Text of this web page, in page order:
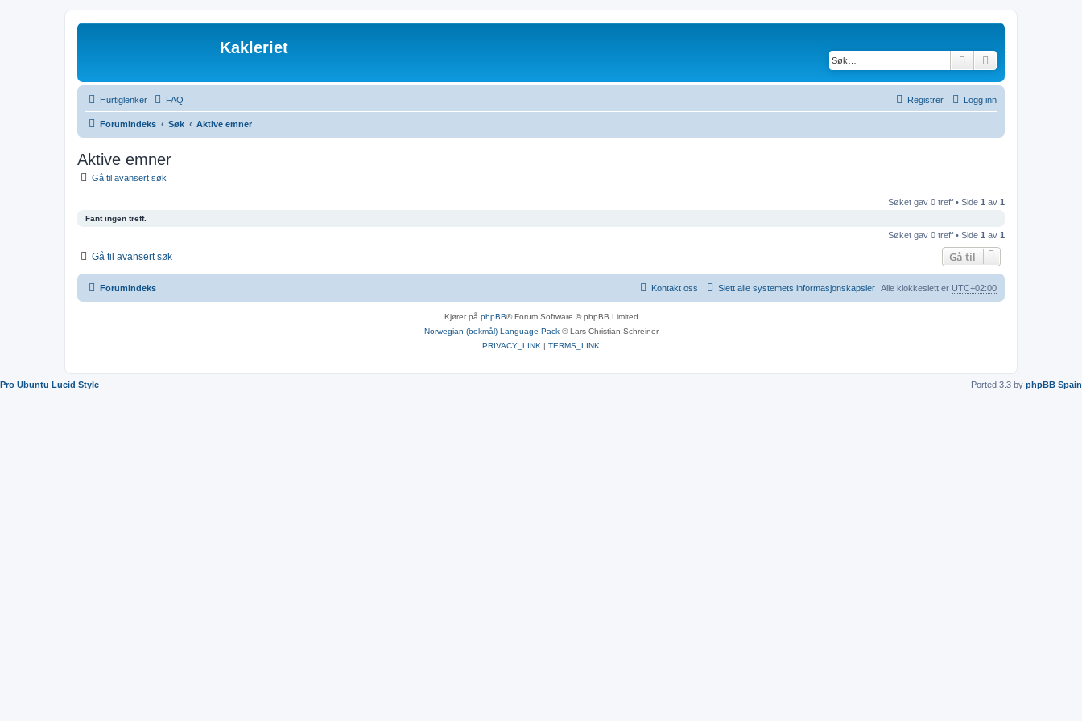
Kakleriet
Søk
Hurtiglenker FAQ Logg inn
Registrer
Forumindeks Søk Aktive emner
Aktive emner
Gå til avansert søk
Søket gav 0 treff • Side 1 av 1
Fant ingen treff.
Søket gav 0 treff • Side 1 av 1
Gå til avansert søk Gå til
Forumindeks Alle klokkeslett er UTC+02:00
Slett alle systemets informasjonskapsler
Kontakt oss
Kjører på phpBB® Forum Software © phpBB Limited
Norwegian (bokmål) Language Pack© Lars Christian Schreiner
PRIVACY_LINK | TERMS_LINK
Pro Ubuntu Lucid Style Ported 3.3 by phpBB Spain